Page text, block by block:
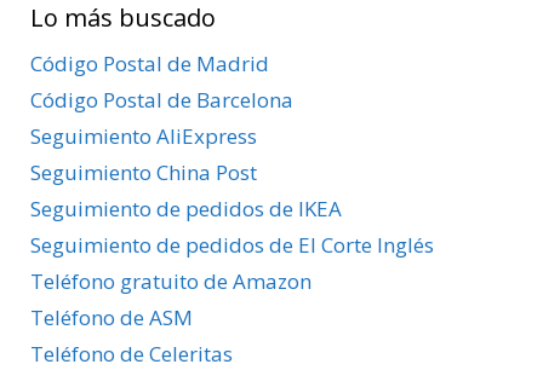
por
Provincias
Lo más buscado
Código Postal de Madrid
Código Postal de Barcelona
Seguimiento AliExpress
Seguimiento China Post
Seguimiento de pedidos de IKEA
Seguimiento de pedidos de El Corte Inglés
Teléfono gratuito de Amazon
Teléfono de ASM
Teléfono de Celeritas